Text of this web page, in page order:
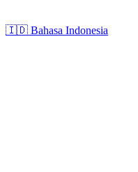
🇮🇩 Bahasa Indonesia